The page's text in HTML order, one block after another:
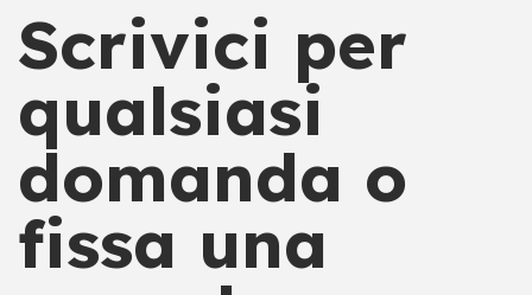
Scrivici per
qualsiasi
domanda o
fissa una